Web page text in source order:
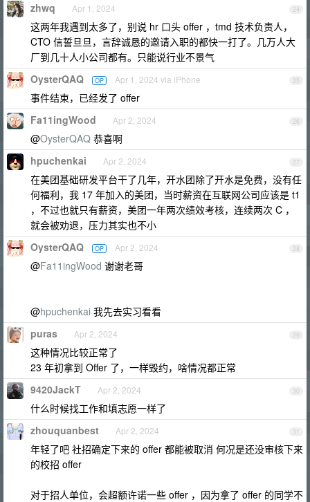
24
zhwq Apr 1, 2024
这两年我遇到太多了，别说 hr 口头 offer ，tmd 技术负责人，
CTO 信誓旦旦，言辞诚恳的邀请入职的都快一打了。几万人大
厂到几十人小公司都有。只能说行业不景气
25
OysterQAQ OP Apr 1, 2024 via iPhone
事件结束，已经发了 offer
26
Fa11ingWood Apr 2, 2024
@OysterQAQ 恭喜啊
27
hpuchenkai Apr 2, 2024
在美团基础研发平台干了几年，开水团除了开水是免费，没有任
何福利，我 17 年加入的美团，当时薪资在互联网公司应该是 t1
，不过也就只有薪资，美团一年两次绩效考核，连续两次 C ，
就会被劝退，压力其实也不小
28
OysterQAQ OP Apr 2, 2024
@Fa11ingWood 谢谢老哥
@hpuchenkai 我先去实习看看
29
puras Apr 2, 2024
这种情况比较正常了
23 年初拿到 Offer 了，一样毁约，啥情况都正常
30
9420JackT Apr 2, 2024
什么时候找工作和填志愿一样了
31
zhouquanbest Apr 2, 2024
年轻了吧 社招确定下来的 offer 都能被取消 何况是还没审核下来
的校招 offer
对于招人单位，会超额许诺一些 offer ，因为拿了 offer 的同学不